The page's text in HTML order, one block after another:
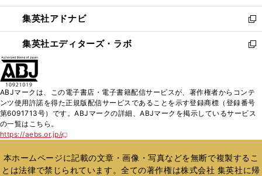
開
く
ウ
で
開
く
ン
ド
ウ
で
ウ
ィ
ン
ド
く
集英社アドナビ
新
し
い
ド
ウ
で
集英社エディターズ・ラボ
新
ィ
ン
開
く
ABJマークは、この電子書店・電子書籍配信サービスが、著作権者からコンテ
ンツ使用許諾を得た正規版配信サービスであることを示す登録商標（登録番号
第6091713号）です。ABJマークの詳細、ABJマークを掲示しているサービス
の一覧はこちら。
https://aebs.or.jp/
新
い
ウ
ィ
本ホームページに記載の文章・画像・写真などを無断で複製するこ
とは法律で禁じられています。全ての著作権は株式会社 集英社に帰